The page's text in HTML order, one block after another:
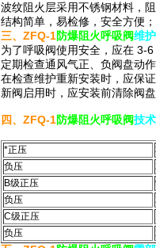
波纹阻火层采用不锈钢材料，
结构简单，易检修，安全方便；
三、ZFQ-1防爆阻火呼吸阀维
为了呼吸阀使用安全，应在 3-6
定期检查通风气正、负阀盘动
在检查维护重新安装时，应保
新阀启用时，应安装前清除阀
四、ZFQ-1防爆阻火呼吸阀技
*正压
负压
B级正压
负压
C级正压
负压